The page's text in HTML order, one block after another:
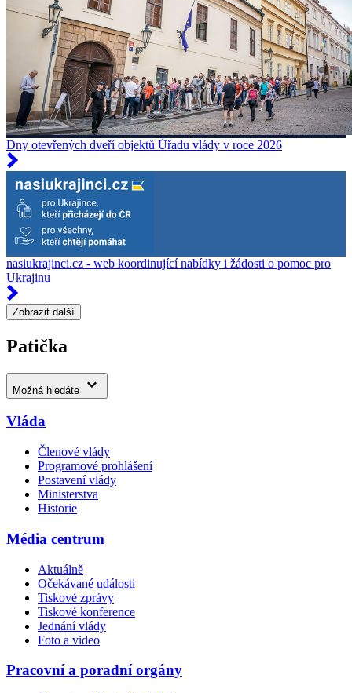
Dny otevřených dveří objektů Úřadu vlády v roce 2026
nasiukrajinci.cz - web koordinující nabídky i žádosti o pomoc pro
Ukrajinu
Zobrazit další
Patička
Možná hledáte
Vláda
Členové vlády
Programové prohlášení
Postavení vlády
Ministerstva
Historie
Média centrum
Aktuálně
Očekávané události
Tiskové zprávy
Tiskové konference
Jednání vlády
Foto a video
Pracovní a poradní orgány